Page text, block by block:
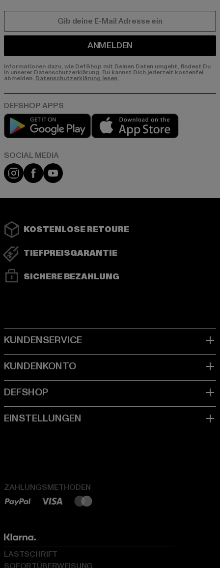
ANMELDEN
Informationen dazu, wie DefShop mit Deinen Daten umgeht, findest Du
in unserer Datenschutzerklärung. Du kannst Dich jederzeit kostenfei
abmelden. Datenschutzerklärung lesen.
Play market
Instagram
FacebookYouTube
KOSTENLOSE RETOURE
TIEFPREISGARANTIE
SICHERE BEZAHLUNG
ZAHLUNGSMETHODEN
LASTSCHRIFT